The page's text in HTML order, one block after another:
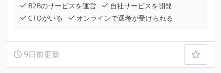
B2Bのサービスを運営
自社サービスを開発
CTOがいる
オンラインで選考が受けられる
9日前更新